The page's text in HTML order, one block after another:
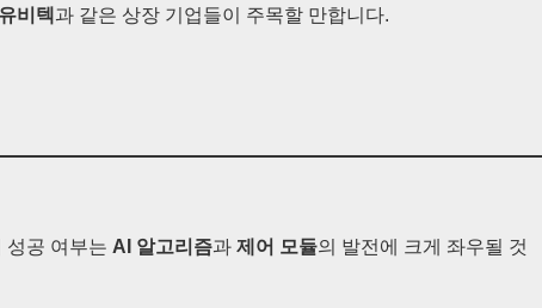
유비텍 과 같은 상장 기업들이 주목할 만합니다.
성공 여부는 AI 알고리즘과 제어 모듈의 발전에 크게 좌우될 것